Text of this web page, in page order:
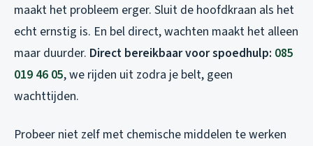
maakt het probleem erger. Sluit de hoofdkraan als het
echt ernstig is. En bel direct, wachten maakt het alleen
maar duurder. Direct bereikbaar voor spoedhulp: 085
019 46 05, we rijden uit zodra je belt, geen
wachttijden.
Probeer niet zelf met chemische middelen te werken